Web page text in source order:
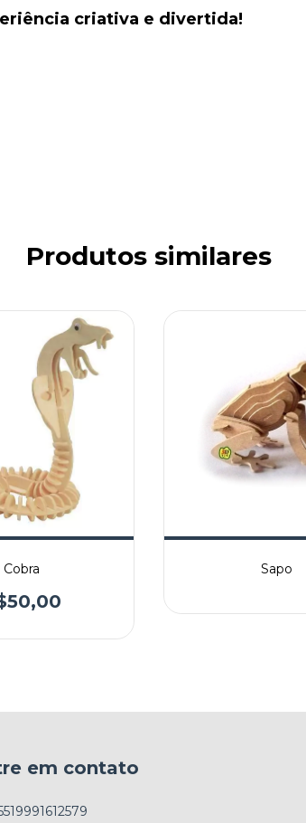
criativa e divertida!
Produtos similares
Cobra Sapo
em contato